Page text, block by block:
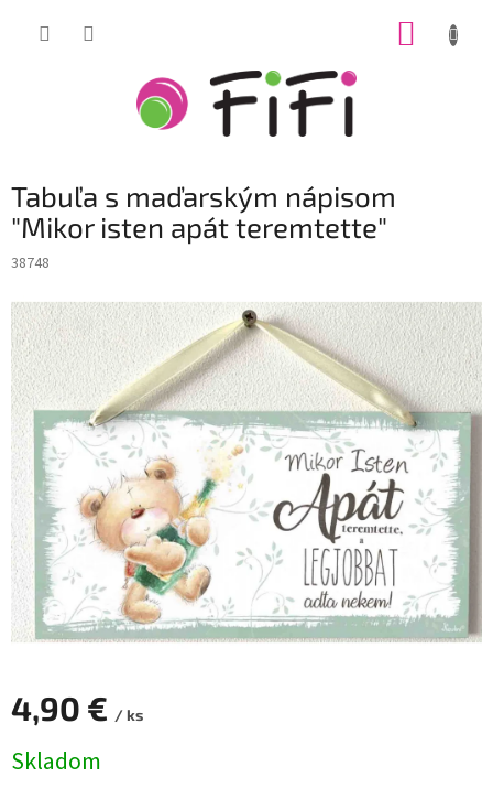
Tabuľa s maďarským nápisom
"Mikor isten apát teremtette"
38748
4,90 € / ks
cena:
Skladom